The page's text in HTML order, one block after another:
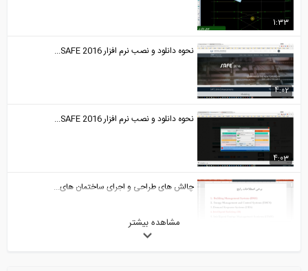
1:33
4:02
نحوه دانلود و نصب نرم افزار SAFE 2016...
4:03
نحوه دانلود و نصب نرم افزار SAFE 2016...
چالش های طراحی و اجرای ساختمان های...
مشاهده بیشتر